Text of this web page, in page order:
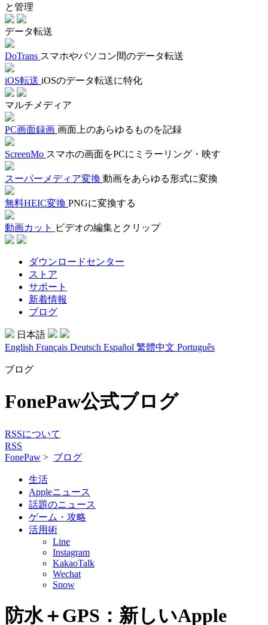
と管理
データ転送
DoTrans スマホやパソコン間のデータ転送
iOS転送 iOSのデータ転送に特化
マルチメディア
PC画面録画 画面上のあらゆるものを記録
ScreenMo スマホの画面をPCにミラーリング・映す
スーパーメディア変換 動画をあらゆる形式に変換
無料HEIC変換 PNGに変換する
動画カット ビデオの編集とクリップ
ダウンロードセンター
ストア
サポート
新着情報
ブログ
日本語
English Français Deutsch Español 繁體中文 Português
ブログ
FonePaw公式ブログ
RSSについて
RSS
FonePaw > ブログ
生活
Appleニュース
話題のニュース
ゲーム・攻略
活用術
Line
Instagram
KakaoTalk
Wechat
Snow
防水＋GPS：新しいApple